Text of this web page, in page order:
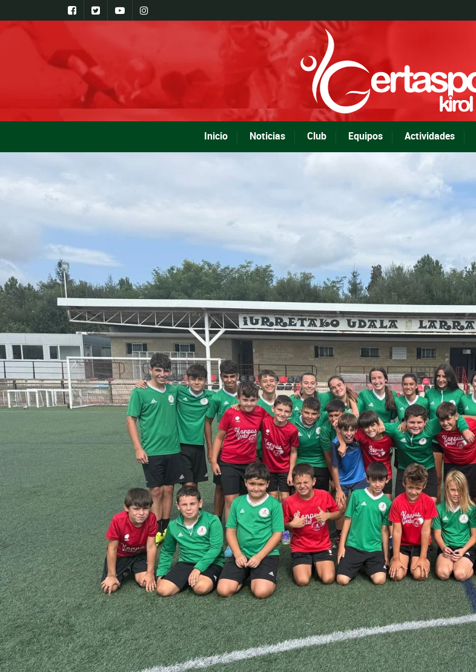
Inicio Noticias Club Equipos Actividades